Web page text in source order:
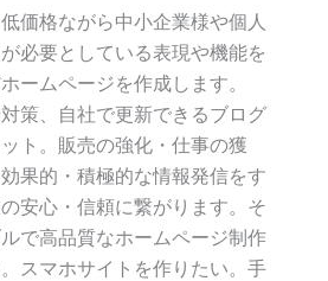
価格ながら中小企業様や個人
必要としている表現や機能を
ームページを作成します。
策、自社で更新できるブログ
ト。販売の強化・仕事の獲
果的・積極的な情報発信をす
安心・信頼に繋がります。そ
で高品質なホームページ制作
スマホサイトを作りたい。手